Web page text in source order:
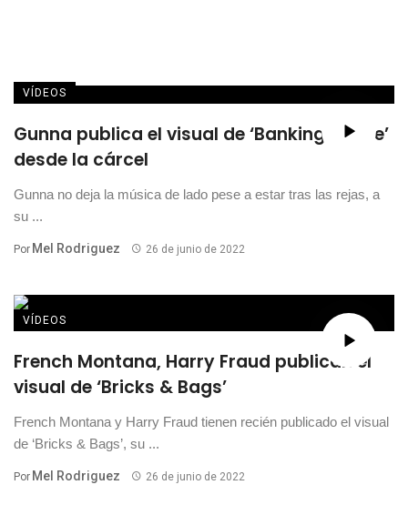
VÍDEOS
Gunna publica el visual de ‘Banking On Me’
desde la cárcel
Gunna no deja la música de lado pese a estar tras las rejas, a
su ...
Por Mel Rodriguez 26 de junio de 2022
VÍDEOS
French Montana, Harry Fraud publican el
visual de ‘Bricks & Bags’
French Montana y Harry Fraud tienen recién publicado el visual
de ‘Bricks & Bags’, su ...
Por Mel Rodriguez 26 de junio de 2022